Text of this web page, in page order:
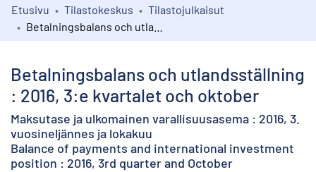
Kokoelmat
Etusivu Tilastokeskus
Tilastojulkaisut
Betalningsbalans och utlandsställning
: 2016, 3:e kvartalet och oktober
Maksutase ja ulkomainen varallisuusasema : 2016, 3.
vuosineljännes ja lokakuu
Balance of payments and international investment
position : 2016, 3rd quarter and October